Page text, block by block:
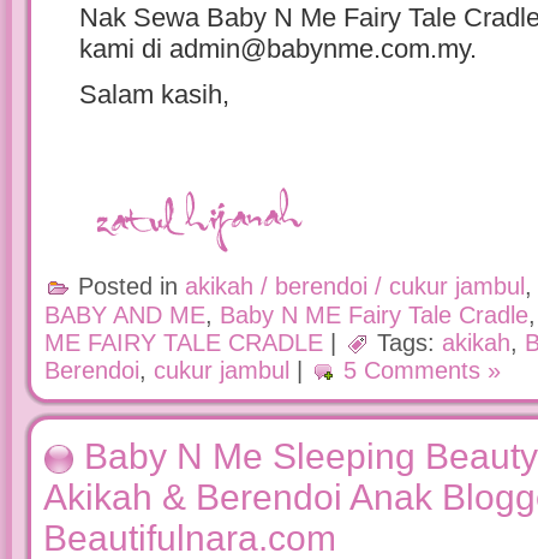
Nak Sewa Baby N Me Fairy Tale
kami di admin@babynme.com.my.
Salam kasih,
Posted in akikah / berendoi / cukur jambul ,
BABY AND ME, Baby N ME Fairy Tale Cradle
ME FAIRY TALE CRADLE | Tags: akikah,
Berendoi, cukur jambul 5 Comments »
Baby N Me Sleeping
Akikah & Berendoi Anak
Beautifulnara.com